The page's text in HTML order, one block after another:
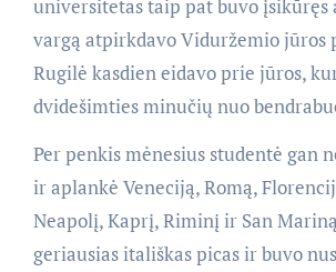
universitetas taip pat buvo įsikūręs
vargą atpirkdavo Viduržemio jūros
Rugilė kasdien eidavo prie jūros,
dvidešimties minučių nuo
Per penkis mėnesius studentė gan
ir aplankė Veneciją, Romą,
Neapolį, Kaprį, Riminį ir San
geriausias itališkas picas ir buvo